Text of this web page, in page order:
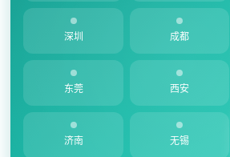
深圳 成都
东莞 西安
济南 无锡